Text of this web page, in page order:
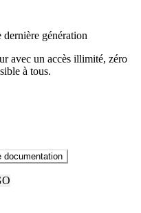
dernière génération
avec un accès illimité, zéro
à tous.
documentation